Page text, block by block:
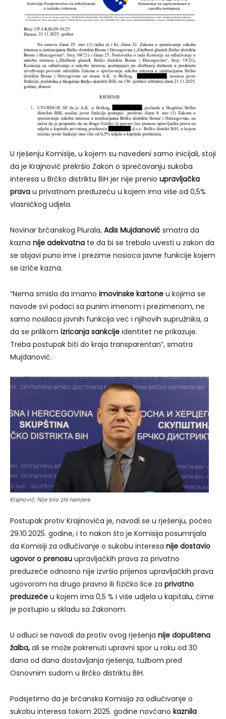
U rješenju Komisije, u kojem su navedeni samo inicijali, stoji
da je Krajnović prekršio Zakon o sprečavanju sukoba
interesa u Brčko distriktu BiH jer nije prenio upravljačka
prava u privatnom preduzeću u kojem ima više od 0,5%
vlasničkog udjela.
Novinar brčanskog Plurala, Adis Mujdanović smatra da
kazna nije adekvatna te da bi se trebalo uvesti u zakon da
se objavi puno ime i prezime nosioca javne funkcije kojem
se izriče kazna.
“Nema smisla da imamo imovinske kartone u kojima se
navode svi podaci sa punim imenom i prezimenom, ne
samo nosilaca javnih funkcija već i njihovih supružnika, a
da se prilikom izricanja sankcije identitet ne prikazuje.
Treba postupak biti do kraja transparentan”, smatra
Mujdanović.
Krajnović: Nije bilo zle namjere
Postupak protiv Krajinovića je, navodi se u rješenju, počeo
29.10.2025. godine, i to nakon što je Komisija posumnjala
da Komisiji za odlučivanje o sukobu interesa nije dostavio
ugovor o prenosu upravljačkih prava za privatno
preduzeće odnosno nije izvršio prijenos upravljačkih prava
ugovorom na drugo pravno ili fizičko lice za privatno
preduzeće u kojem ima 0,5 % i više udjela u kapitalu, čime
je postupio u skladu sa Zakonom.
U odluci se navodi da protiv ovog rješenja nije dopuštena
žalba, ali se može pokrenuti upravni spor u roku od 30
dana od dana dostavljanja rješenja, tužbom pred
Osnovnim sudom u Brčko distriktu BiH.
Podsjetimo da je brčanska Komisija za odlučivanje o
sukobu interesa tokom 2025. godine novčano kaznila